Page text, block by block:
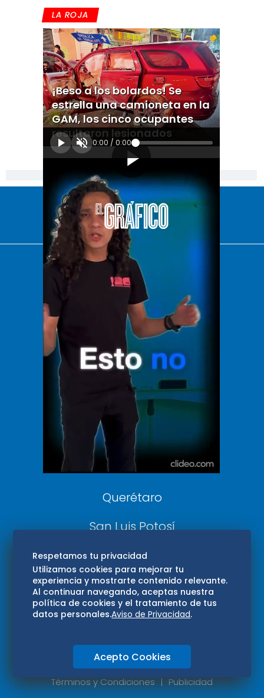
LA ROJA
¡Beso a los bolardos! Se
estrella una camioneta en la
GAM, los cinco ocupantes
resultaron lesionados
0:00 / 0:00
[Publicidad]
El Universal
Vive USA
Clase
De 10 sports
DeDinero
Confabulario
Aviso Oportuno
Consultas
Querétaro
San Luis Potosí
Edomex
Consultas
Hidalgo
Oaxaca
Aviso de privacidad
Directorio
Términos y Condiciones
Publicidad
Respetamos tu privacidad
Utilizamos cookies para mejorar tu
experiencia y mostrarte contenido relevante.
Al continuar navegando, aceptas nuestra
política de cookies y el tratamiento de tus
datos personales.Aviso de Privacidad.
Acepto Cookies